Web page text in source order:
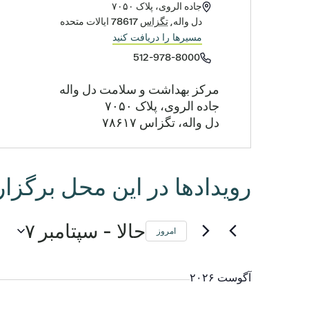
آدرسجاده الروی، پلاک ۷۰۵۰
دل واله,تگزاس 78617 ایالات متحده
مسیرها را دریافت کنید
تلفن512-978-8000
مرکز بهداشت و سلامت دل واله
جاده الروی، پلاک ۷۰۵۰
دل واله، تگزاس ۷۸۶۱۷
رویدادها در این محل
امروز حالا - سپتامبر ۷
انتخاب
آگوست ۲۰۲۶